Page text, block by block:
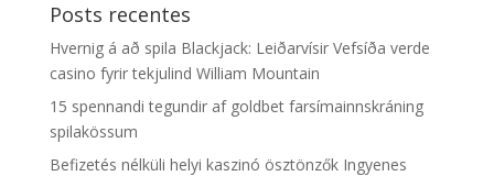
Posts recentes
Hvernig á að spila Blackjack: Leiðarvísir Vefsíða verde
casino fyrir tekjulind William Mountain
15 spennandi tegundir af goldbet farsímainnskráning
spilakössum
Befizetés nélküli helyi kaszinó ösztönzők Ingyenes